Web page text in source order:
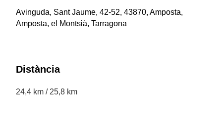
Avinguda, Sant Jaume, 42-52, 43870, Amposta,
Amposta, el Montsià, Tarragona
Distància
24,4 km / 25,8 km